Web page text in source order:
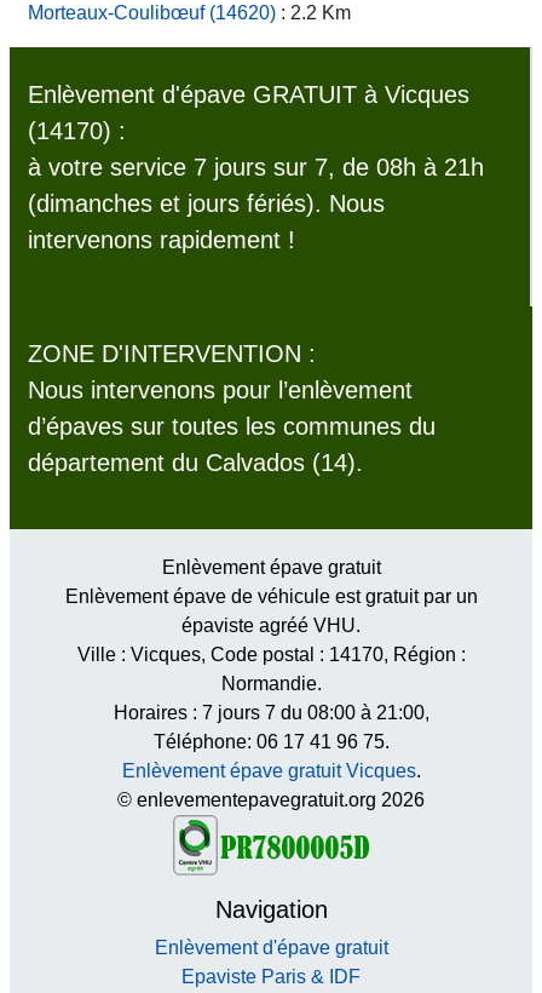
Morteaux-Coulibœuf (14620) : 2.2 Km
Enlèvement d'épave GRATUIT à Vicques
(14170) :
à votre service 7 jours sur 7, de 08h à 21h
(dimanches et jours fériés). Nous
intervenons rapidement !
ZONE D'INTERVENTION :
Nous intervenons pour l’enlèvement
d’épaves sur toutes les communes du
département du Calvados (14).
Enlèvement épave gratuit
Enlèvement épave de véhicule est gratuit par un
épaviste agréé VHU.
Ville : Vicques, Code postal : 14170, Région :
Normandie.
Horaires : 7 jours 7 du 08:00 à 21:00,
Téléphone: 06 17 41 96 75.
Enlèvement épave gratuit Vicques.
© enlevementepavegratuit.org 2026
Navigation
Enlèvement d'épave gratuit
Epaviste Paris & IDF